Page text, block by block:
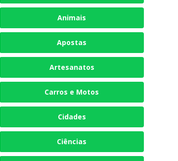
Animais
Apostas
Artesanatos
Carros e Motos
Cidades
Ciências